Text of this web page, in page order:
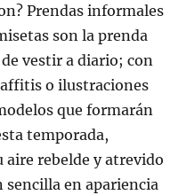
Prendas informales
son la prenda
vestir a diario; con
o ilustraciones
que formarán
temporada,
aire rebelde y atrevido
sencilla en apariencia